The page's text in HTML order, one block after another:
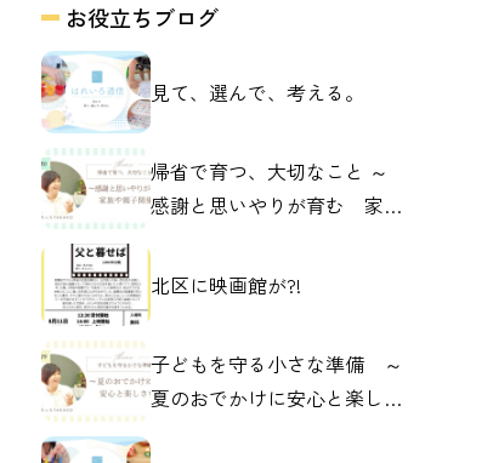
お役立ちブログ
見て、選んで、考える。
帰省で育つ、大切なこと ～
感謝と思いやりが育む 家族
北区に映画館が?!
子どもを守る小さな準備 ～
夏のおでかけに安心と楽しさ